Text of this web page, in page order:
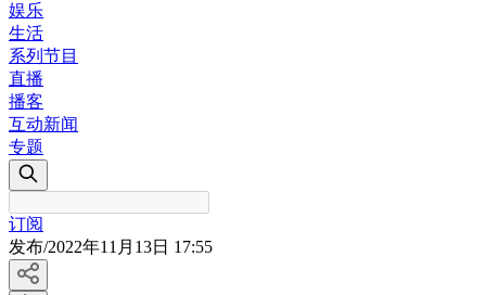
娱乐
生活
系列节目
直播
播客
互动新闻
专题
订阅
发布/2022年11月13日 17:55